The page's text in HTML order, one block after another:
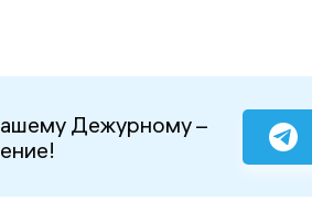
Дежурному –